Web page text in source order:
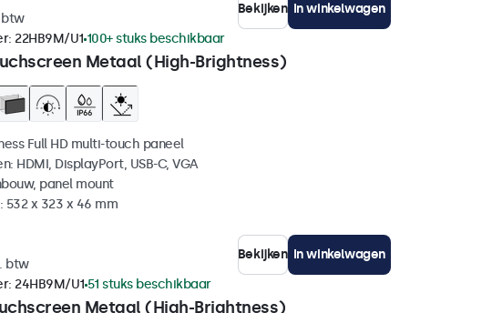
btw
Bekijken In winkelwagen
Metaal (High-Brightness)
22HB9M/U1 100+ stuks beschikbaar
Full HD multi-touch paneel
HDMI, DisplayPort, USB-C, VGA
panel mount
532 x 323 x 46 mm
btw
Bekijken In winkelwagen
Metaal (High-Brightness)
24HB9M/U1 51 stuks beschikbaar